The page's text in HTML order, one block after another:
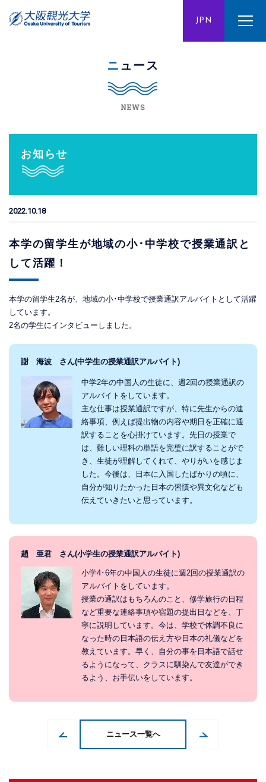
JPN
ENG CHN
ニュース
NEWS
お知らせ
2022.10.18
本学の留学生が地域の小･中学校で授業通訳と
して活躍！
本学の留学生2名が、地域の小･中学校で授業通訳アルバイトとして活躍
しています。
2名の学生にインタビューしました。
謝 海波 さん(中学生の授業通訳アルバイト)
中学2年の中国人の生徒に、週2回の授業通訳の
アルバイトをしています。
主な仕事は授業通訳ですが、特に先生からの連
絡事項、例えば提出物の内容や期日を正確に通
訳することを心掛けています。先日の授業で
は、難しい理科の単語を完璧に訳することがで
き、生徒が理解してくれて、やりがいを感じま
した。今後は、日本に入国したばかりの頃に、
自分が知りたかった日本の習慣や異文化なども
伝えていきたいと思っています。
趙 亜君 さん(小学生の授業通訳アルバイト)
小学4･6年の中国人の生徒に週2回の授業通訳の
アルバイトをしています。
授業の通訳はもちろんのこと、修学旅行の日程
など重要な連絡事項や宿題の提出日などを、丁
寧に説明しています。今は、学校で体調不良に
なった時の日本語の伝え方や日本の礼儀などを
教えています。早く、自分の事を日本語で話せ
るようになって、クラスに馴染んで友達ができ
るよう、お手伝いをしています。
ニュース一覧へ